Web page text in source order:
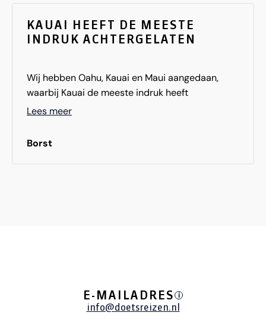
KAUAI HEEFT DE MEESTE
INDRUK ACHTERGELATEN
Wij hebben Oahu, Kauai en Maui aangedaan,
waarbij Kauai de meeste indruk heeft
achtergelaten. De overweldigende natuur, de
maar daarnaast hebben we erg veel bijzondere
eilanden erg leuk.
Lees meer
Borst
E-MAILADRES i
info@doetsreizen.nl